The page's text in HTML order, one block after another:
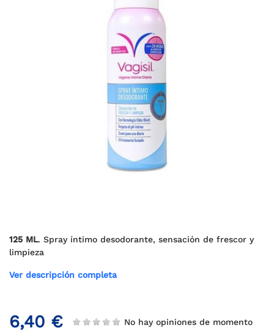
125 ML. Spray íntimo desodorante, sensación de frescor y
limpieza
Ver descripción completa
6,40 € No hay opiniones de momento